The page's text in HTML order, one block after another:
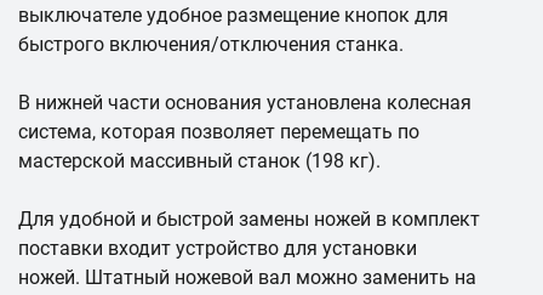
выключателе удобное размещение кнопок для
быстрого включения/отключения станка.
В нижней части основания установлена колесная
система, которая позволяет перемещать по
мастерской массивный станок (198 кг).
Для удобной и быстрой замены ножей в комплект
поставки входит устройство для установки
ножей. Штатный ножевой вал можно заменить на